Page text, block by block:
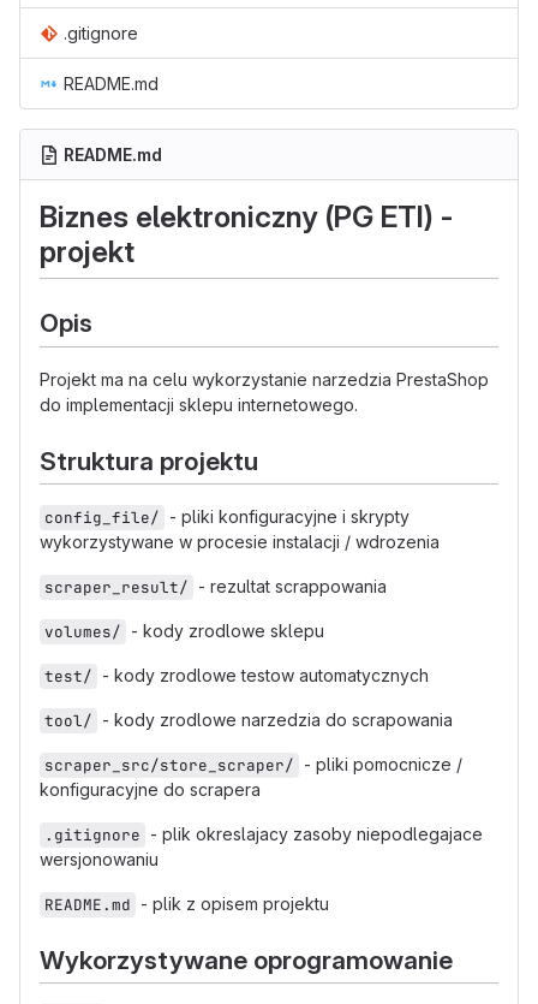
.gitignore
README.md
README.md
Biznes elektroniczny (PG ETI) -
projekt
Opis
Projekt ma na celu wykorzystanie narzedzia PrestaShop
do implementacji sklepu internetowego.
Struktura projektu
config_file/ - pliki konfiguracyjne i skrypty
wykorzystywane w procesie instalacji / wdrozenia
scraper_result/ - rezultat scrappowania
volumes/ - kody zrodlowe sklepu
test/ - kody zrodlowe testow automatycznych
tool/ - kody zrodlowe narzedzia do scrapowania
scraper_src/store_scraper/ - pliki pomocnicze /
konfiguracyjne do scrapera
.gitignore - plik okreslajacy zasoby niepodlegajace
wersjonowaniu
README.md - plik z opisem projektu
Wykorzystywane oprogramowanie